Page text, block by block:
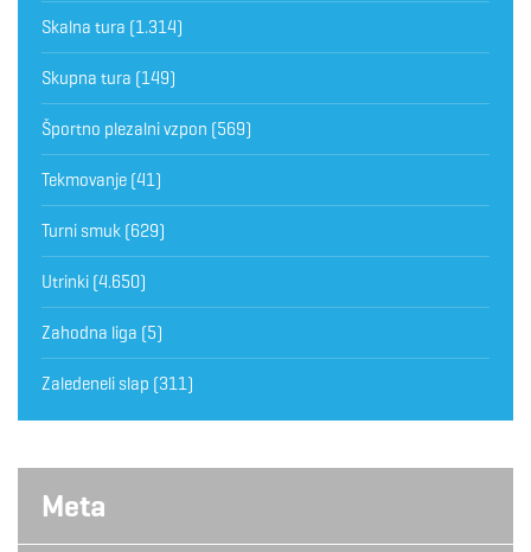
Skalna tura (1.314)
Skupna tura (149)
Športno plezalni vzpon (569)
Tekmovanje (41)
Turni smuk (629)
Utrinki (4.650)
Zahodna liga (5)
Zaledeneli slap (311)
Meta